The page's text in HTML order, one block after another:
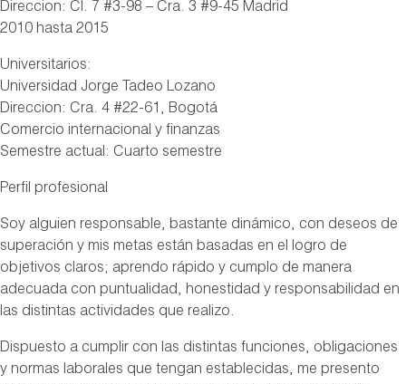
Direccion: Cl. 7 #3-98 – Cra. 3 #9-45 Madrid
2010 hasta 2015
Universitarios:
Universidad Jorge Tadeo Lozano
Direccion: Cra. 4 #22-61, Bogotá
Comercio internacional y finanzas
Semestre actual: Cuarto semestre
Perfil profesional
Soy alguien responsable, bastante dinámico, con deseos de
superación y mis metas están basadas en el logro de
objetivos claros; aprendo rápido y cumplo de manera
adecuada con puntualidad, honestidad y responsabilidad en
las distintas actividades que realizo.
Dispuesto a cumplir con las distintas funciones, obligaciones
y normas laborales que tengan establecidas, me presento